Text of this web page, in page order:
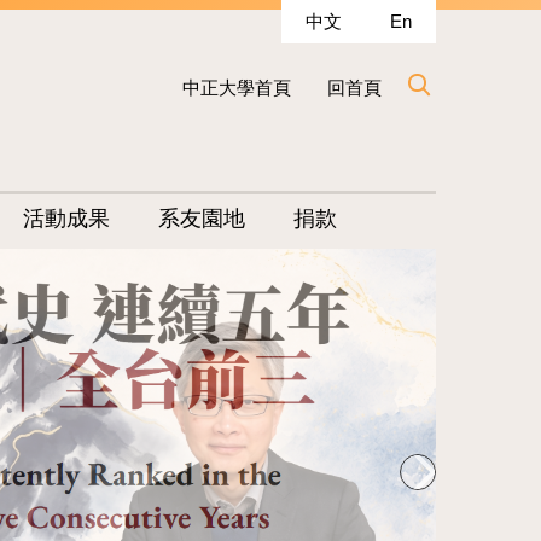
中文 En
中正大學首頁 回首頁
活動成果 系友園地 捐款